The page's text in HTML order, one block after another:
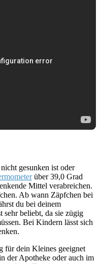
gesunken ist oder
über 39,0 Grad
Mittel verabreichen.
Ab wann Zäpfchen bei
du bei deinem
beliebt, da sie zügig
Bei Kindern lässt sich
für dein Kleines geeignet
der Apotheke oder auch im